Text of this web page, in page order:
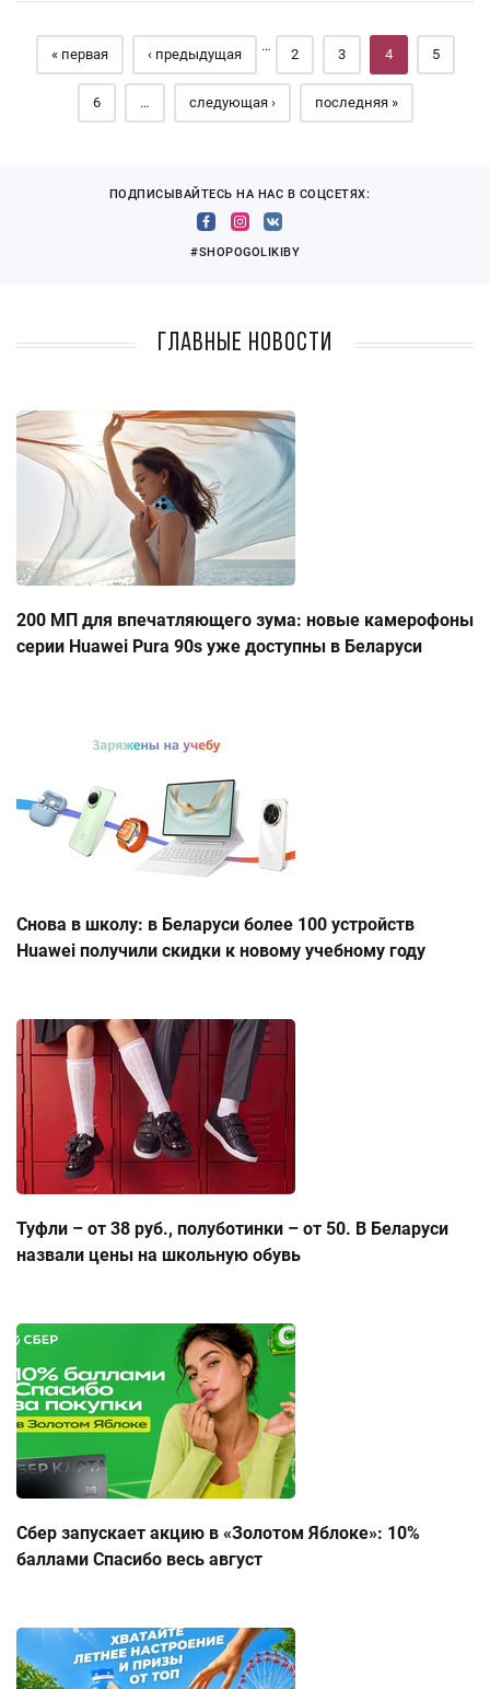
« первая ‹ предыдущая
…
2 3 4 5
6 … следующая › последняя »
ПОДПИСЫВАЙТЕСЬ НА НАС В СОЦСЕТЯХ:
#SHOPOGOLIKIBY
Главные новости
200 МП для впечатляющего зума: новые камерофоны
серии Huawei Pura 90s уже доступны в Беларуси
Снова в школу: в Беларуси более 100 устройств
Huawei получили скидки к новому учебному году
Туфли – от 38 руб., полуботинки – от 50. В Беларуси
назвали цены на школьную обувь
Сбер запускает акцию в «Золотом Яблоке»: 10%
баллами Спасибо весь август